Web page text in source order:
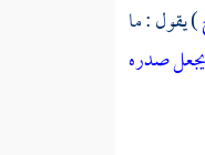
) يقول : ما
صدره